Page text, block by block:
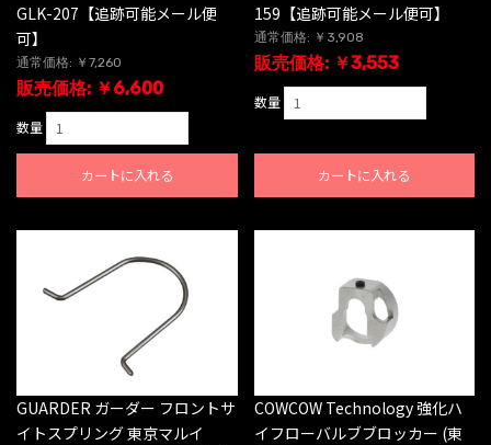
GLK-207【追跡可能メール便
可】
通常価格: ￥7,260
販売価格: ￥6,600
数量
カートに入れる
159【追跡可能メール便可】
通常価格: ￥3,908
販売価格: ￥3,553
数量
カートに入れる
GUARDER ガーダー フロントサ
イトスプリング 東京マルイ
COWCOW Technology 強化ハ
イフローバルブブロッカー (東